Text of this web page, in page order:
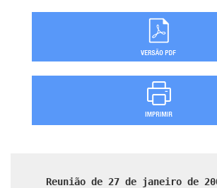
Reunião de 27 de janeiro de